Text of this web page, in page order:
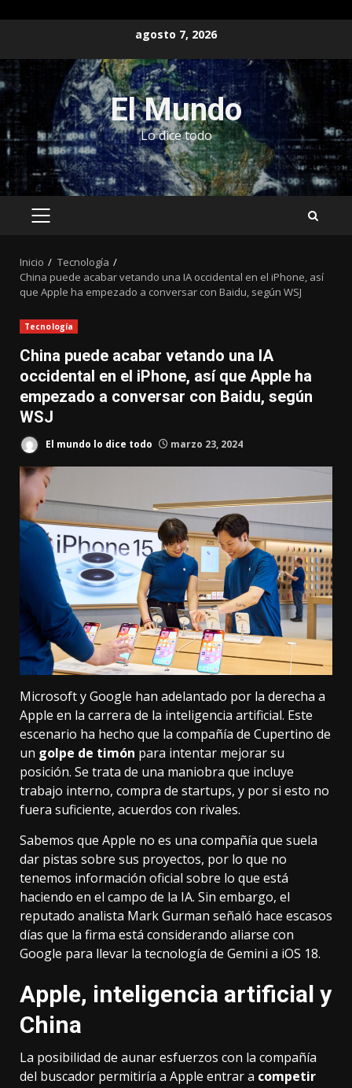
contenido
agosto 7, 2026
El Mundo
Lo dice todo
MENÚ
Inicio
Tecnología
China puede acabar vetando una IA occidental en el iPhone, así
que Apple ha empezado a conversar con Baidu, según WSJ
Tecnología
China puede acabar vetando una IA
occidental en el iPhone, así que Apple ha
empezado a conversar con Baidu, según
WSJ
El mundo lo dice todo marzo 23, 2024
Microsoft y Google han adelantado por la derecha a
Apple en la carrera de la inteligencia artificial. Este
escenario ha hecho que la compañía de Cupertino de
un golpe de timón para intentar mejorar su
posición. Se trata de una maniobra que incluye
trabajo interno, compra de startups, y por si esto no
fuera suficiente, acuerdos con rivales.
Sabemos que Apple no es una compañía que suela
dar pistas sobre sus proyectos, por lo que no
tenemos información oficial sobre lo que está
haciendo en el campo de la IA. Sin embargo, el
reputado analista Mark Gurman señaló hace escasos
días que la firma está considerando aliarse con
Google para llevar la tecnología de Gemini a iOS 18.
Apple, inteligencia artificial y
China
La posibilidad de aunar esfuerzos con la compañía
del buscador permitiría a Apple entrar a competir